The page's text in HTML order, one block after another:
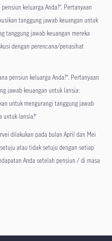
keluarga Anda?”. Pertanyaan
tanggung jawab keuangan untuk
tanggung jawab keuangan mereka
dengan perencana/penasihat
pensiun keluarga Anda?”. Pertanyaan
jawab keuangan untuk lansia:
untuk mengurangi tanggung jawab
lansia?’
dilakukan pada bulan April dan Mei
atau tidak setuju dengan setiap
Anda setelah pensiun / di masa